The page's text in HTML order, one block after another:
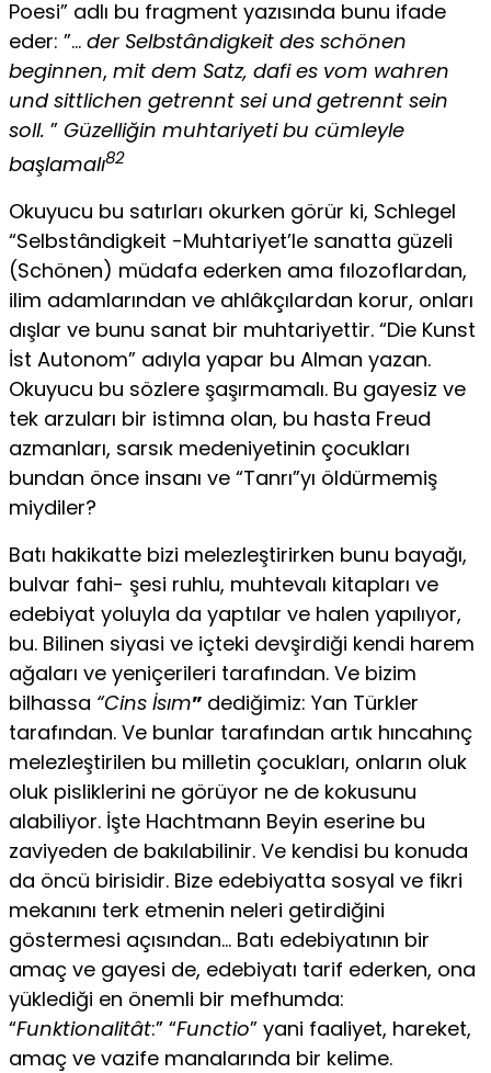
Poesi” adlı bu fragment yazısında bunu ifade
eder: ”… der Selbstândigkeit des schönen
beginnen, mit dem Satz, dafi es vom wahren
und sittlichen getrennt sei und getrennt sein
soll. ” Güzelliğin muhtariyeti bu cümleyle
başlamalı82
Okuyucu bu satırları okurken görür ki, Schlegel
“Selbstândigkeit -Muhtariyet’le sanatta güzeli
(Schönen) müdafa ederken ama fılozoflardan,
ilim adamlarından ve ahlâkçılardan korur, onları
dışlar ve bunu sanat bir muhtariyettir. “Die Kunst
İst Autonom” adıyla yapar bu Alman yazan.
Okuyucu bu sözlere şaşırmamalı. Bu gayesiz ve
tek arzuları bir istimna olan, bu hasta Freud
azmanları, sarsık medeniyetinin çocukları
bundan önce insanı ve “Tanrı”yı öldürmemiş
miydiler?
Batı hakikatte bizi melezleştirirken bunu bayağı,
bulvar fahi- şesi ruhlu, muhtevalı kitapları ve
edebiyat yoluyla da yaptılar ve halen yapılıyor,
bu. Bilinen siyasi ve içteki devşirdiği kendi harem
ağaları ve yeniçerileri tarafından. Ve bizim
bilhassa “Cins İsım” dediğimiz: Yan Türkler
tarafından. Ve bunlar tarafından artık hıncahınç
melezleştirilen bu milletin çocukları, onların oluk
oluk pisliklerini ne görüyor ne de kokusunu
alabiliyor. İşte Hachtmann Beyin eserine bu
zaviyeden de bakılabilinir. Ve kendisi bu konuda
da öncü birisidir. Bize edebiyatta sosyal ve fikri
mekanını terk et­menin neleri getirdiğini
göstermesi açısından… Batı edebiyatının bir
amaç ve gayesi de, edebiyatı tarif ederken, ona
yüklediği en önemli bir mefhumda:
“Funktionalitât:” “Functio” yani faaliyet, hareket,
amaç ve vazife manalarında bir kelime.